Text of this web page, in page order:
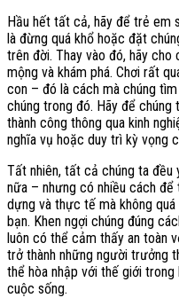
Hầu hết tất cả, hãy để trẻ em
là đừng quá khổ hoặc đặt
trên đời. Thay vào đó, hãy cho
mộng và khám phá. Chơi rất
con – đó là cách mà chúng
chúng trong đó. Hãy để
thành công thông qua kinh
nghĩa vụ hoặc duy trì kỳ vọng
Tất nhiên, tất cả chúng ta đều
nữa – nhưng có nhiều cách
dựng và thực tế mà không
bạn. Khen ngợi chúng đúng
luôn có thể cảm thấy an toàn
trở thành những người trưởng
thể hòa nhập với thế giới
cuộc sống.